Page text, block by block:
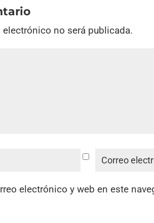
no será publicada.
electrónico y web en este